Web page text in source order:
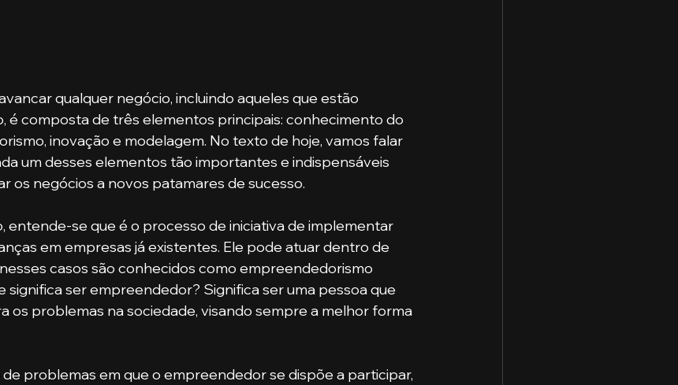
qualquer negócio, incluindo aqueles que estão
é composta de três elementos principais: conhecimento do
inovação e modelagem. No texto de hoje, vamos falar
um desses elementos tão importantes e indispensáveis
os negócios a novos patamares de sucesso.
em empresas já existentes. Ele pode atuar dentro de
casos são conhecidos como empreendedorismo
significa ser empreendedor? Significa ser uma pessoa que
os problemas na sociedade, visando sempre a melhor forma